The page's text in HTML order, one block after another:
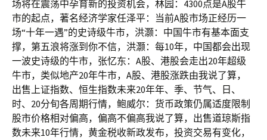
场将在震荡中孕育新的投资机会，林园：4300点是A股牛
市的起点，著名经济学家任泽平：当前A股市场正经历一
场“十年一遇”的史诗级牛市，洪灏：中国牛市有基本面支
撑，第五浪将涨到你不信，洪灏：每10年，中国都会出现
一波史诗级的牛市，张忆东：A股、港股会走出20年超级
牛市，类似地产20年牛市，A股、港股涨跌由我说了算，
出售上证指数、恒生指数未来20年年、季、节气、日、
时、20分旬各周期行情，鲍威尔：货币政策仍属适度限制
股市价格相对偏高，偏高不偏高我说了算，出售道琼斯指
数未来10年行情，黄金税收新政发布，投资交易有变化，